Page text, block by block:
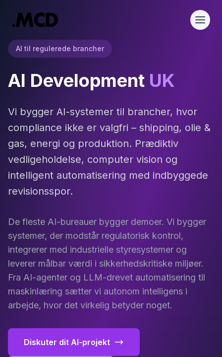
AI til regulerede brancher
AI Development UK
Vi bygger AI-systemer til brancher, hvor
compliance ikke er valgfri – shipping, olie &
gas, energi og produktion. Prædiktiv
vedligeholdelse, computer vision og
intelligent automatisering med indbyggede
revisionsspor.
De fleste AI-bureauer bygger demoer. Vi bygger
systemer, der modstår regulatorisk kontrol,
integrerer med industrielle styresystemer og
leverer målbar værdi i sikkerhedskritiske miljøer.
Fra AI-agenter og LLM-drevet automatisering til
maskinlæring sætter vi autonom intelligens i
arbejde, hvor det virkelig betyder noget.
Diskuter dit AI-projekt